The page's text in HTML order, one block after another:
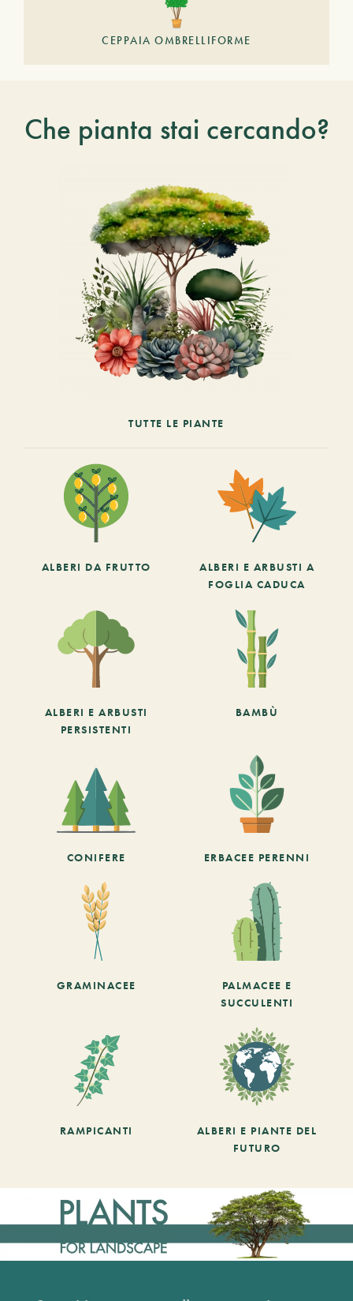
CEPPAIA OMBRELLIFORME
Che pianta stai cercando?
TUTTE LE PIANTE
ALBERI DA FRUTTO
ALBERI E ARBUSTI A
FOGLIA CADUCA
ALBERI E ARBUSTI
PERSISTENTI
BAMBÙ
CONIFERE ERBACEE PERENNI
GRAMINACEE
PALMACEE E
SUCCULENTI
RAMPICANTI
ALBERI E PIANTE DEL
FUTURO